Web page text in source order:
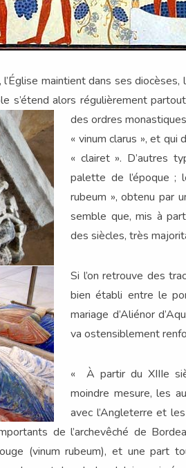
l’Église maintient dans ses
s’étend alors régulièrement
des ordres
« vinum clarus », et qui
« clairet ». D’autres
palette de l’époque ;
rubeum », obtenu par
semble que, mis à
des siècles, très
Si l’on retrouve des
bien établi entre le
mariage d’Aliénor
va ostensiblement
« À partir du XIIIe
moindre mesure, les
avec l’Angleterre et
de l’archevêché de
(vinum rubeum), et une part